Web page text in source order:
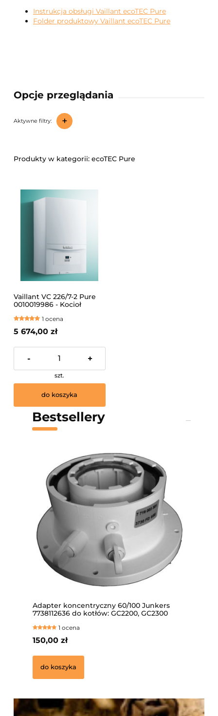
Opcje przeglądania
Aktywne filtry: +
Instrukcja obsługi Vaillant ecoTEC Pure
Folder produktowy Vaillant ecoTEC Pure
ecoTEC Pure
Vaillant VC 226/7-2 Pure
0010019986 - Kocioł
jednofynkcyjny MONTAŻ
NA TERENIE KRAKOWA I
OKOLIC
1 ocena
5 674,00 zł
- +
szt.
do koszyka
Bestsellery
Adapter koncentryczny 60/100 Junkers
7738112636 do kotłów: GC2200, GC2300
1 ocena
150,00 zł
do koszyka